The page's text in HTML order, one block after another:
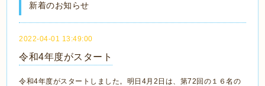
新着のお知らせ
2022-04-01 13:49:00
令和4年度がスタート
令和4年度がスタートしました。明日4月2日は、第72回の１６名の